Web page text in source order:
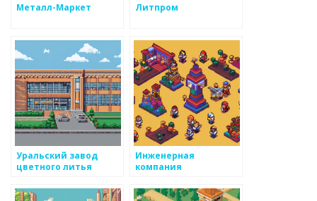
Металл-Маркет Литпром
Уральский завод
цветного литья
Инженерная
компания